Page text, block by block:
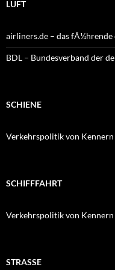
LUFT
airliners.de – das
BDL – Bundesverband der
SCHIENE
Verkehrspolitik von Kennern
SCHIFFFAHRT
Verkehrspolitik von Kennern
STRASSE